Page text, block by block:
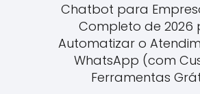
Chatbot para
Completo de 2026
Automatizar o
WhatsApp (com
Ferramentas